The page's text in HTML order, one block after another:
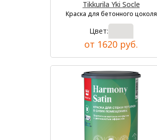
Tikkurila Yki Socle
Краска для бетонного цоколя
Цвет:
от 1620 руб.